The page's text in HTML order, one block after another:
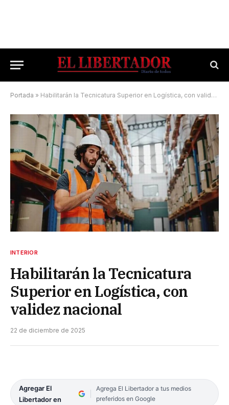
Portada » Habilitarán la Tecnicatura Superior en Logística, con validez nacional
INTERIOR
Habilitarán la Tecnicatura
Superior en Logística, con
validez nacional
22 de diciembre de 2025
Agregar El
Libertador en
Agrega El Libertador a tus medios
preferidos en Google